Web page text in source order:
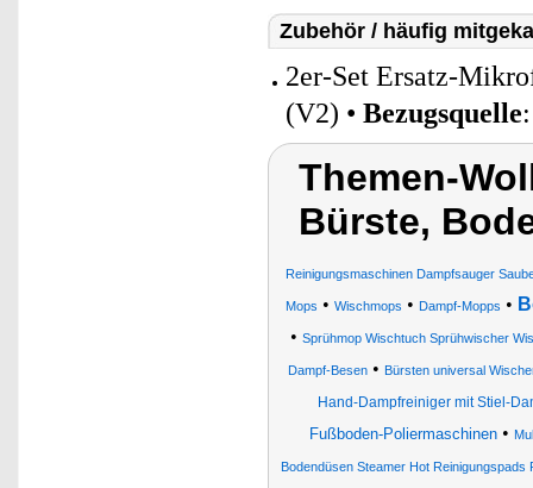
Zubehör / häufig
2er-Set Ersatz-
(V2) • Bezugsquelle
Themen-
Bürste,
Reinigungsmaschinen Dampfsauger
Mops • Wischmops • Dampf-Mopps •
• Sprühmop Wischtuch Sprühwischer
Dampf-Besen• Bürsten universal
Hand-Dampfreiniger mit Stiel-
Fußboden-Poliermaschinen •
Bodendüsen Steamer Hot Reinigungspads